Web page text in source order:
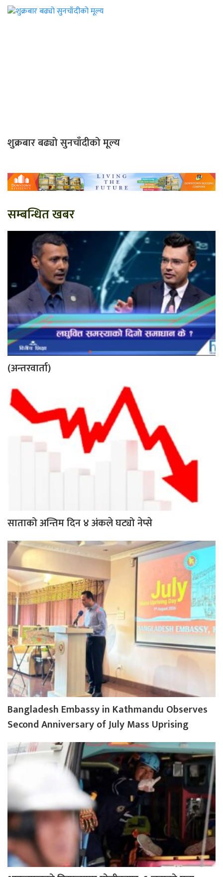
शुक्रबार बढ्यो सुनचाँदीको मूल्य
सम्बन्धित खबर
(अन्तरवार्ता)
साताको अन्तिम दिन ४ अंकले घट्यो नेप्से
Bangladesh Embassy in Kathmandu Observes
Second Anniversary of July Mass Uprising